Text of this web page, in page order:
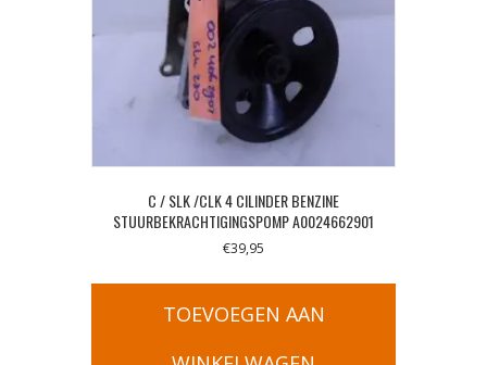
C / SLK /CLK 4 CILINDER BENZINE
STUURBEKRACHTIGINGSPOMP A0024662901
€39,95
TOEVOEGEN AAN